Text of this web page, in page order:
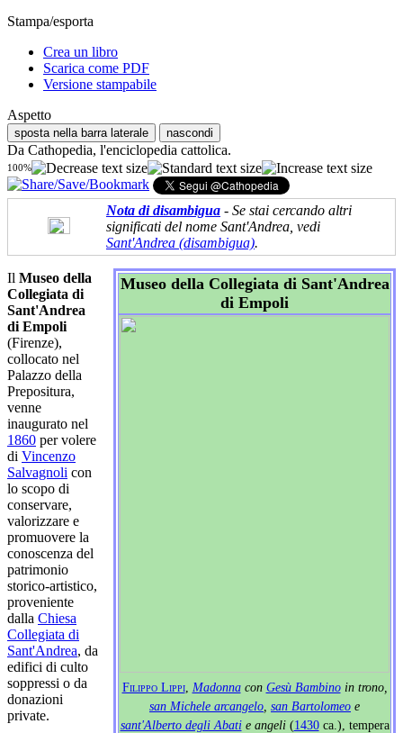
Stampa/esporta
Crea un libro
Scarica come PDF
Versione stampabile
Aspetto
sposta nella barra laterale nascondi
Da Cathopedia, l'enciclopedia cattolica.
100%
Nota di disambigua - Se stai cercando altri
significati del nome Sant'Andrea, vedi
Sant'Andrea (disambigua).
Museo della Collegiata di Sant'Andrea
di Empoli
Filippo Lippi, Madonnacon Gesù Bambinoin trono,
san Michele arcangelo san Bartolomeo e
sant'Alberto degli Abatie angeli(1430ca.), tempera
Il Museo della
Collegiata di
Sant'Andrea
di Empoli
(Firenze),
collocato nel
Palazzo della
Prepositura,
venne
inaugurato nel
1860 per volere
di Vincenzo
Salvagnoli con
lo scopo di
conservare,
valorizzare e
promuovere la
conoscenza del
patrimonio
storico-artistico,
proveniente
dalla Chiesa
Collegiata di
Sant'Andrea, da
edifici di culto
soppressi o da
donazioni
private.